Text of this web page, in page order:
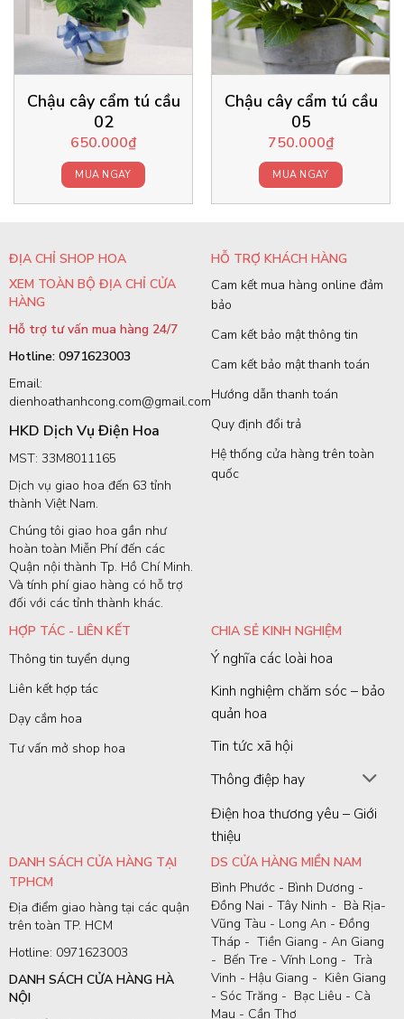
Chậu cây cẩm tú cầu
02
650.000₫
MUA NGAY
Chậu cây cẩm tú cầu
05
750.000₫
MUA NGAY
ĐỊA CHỈ SHOP HOA
XEM TOÀN BỘ ĐỊA CHỈ CỬA
HÀNG
Hỗ trợ tư vấn mua hàng 24/7
Hotline: 0971623003
Email:
dienhoathanhcong.com@gmail.com
HKD Dịch Vụ Điện Hoa
MST: 33M8011165
Dịch vụ giao hoa đến 63 tỉnh
thành Việt Nam.
Chúng tôi giao hoa gần như
hoàn toàn Miễn Phí đến các
Quận nội thành Tp. Hồ Chí Minh.
Và tính phí giao hàng có hỗ trợ
đối với các tỉnh thành khác.
HỖ TRỢ KHÁCH HÀNG
Cam kết mua hàng online đảm
bảo
Cam kết bảo mật thông tin
Cam kết bảo mật thanh toán
Hướng dẫn thanh toán
Quy định đổi trả
Hệ thống cửa hàng trên toàn
quốc
HỢP TÁC - LIÊN KẾT
Thông tin tuyển dụng
Liên kết hợp tác
Dạy cắm hoa
Tư vấn mở shop hoa
CHIA SẺ KINH NGHIỆM
Ý nghĩa các loài hoa
Kinh nghiệm chăm sóc – bảo
quản hoa
Tin tức xã hội
Thông điệp hay
Điện hoa thương yêu – Giới
thiệu
DANH SÁCH CỬA HÀNG TẠI
TPHCM
Địa điểm giao hàng tại các quận
trên toàn TP. HCM
Hotline: 0971623003
DANH SÁCH CỬA HÀNG HÀ
NỘI
DS CỬA HÀNG MIỀN NAM
Bình Phước - Bình Dương -
Đồng Nai - Tây Ninh - Bà Rịa-
Vũng Tàu - Long An - Đồng
Tháp - Tiền Giang - An Giang
- Bến Tre - Vĩnh Long - Trà
Vinh - Hậu Giang - Kiên Giang
- Sóc Trăng - Bạc Liêu - Cà
Mau - Cần Thơ